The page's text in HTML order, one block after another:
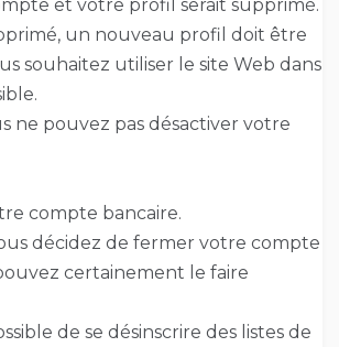
et votre profil serait supprimé.
un nouveau profil doit être
souhaitez utiliser le site Web dans
ne pouvez pas désactiver votre
compte bancaire.
décidez de fermer votre compte
certainement le faire
de se désinscrire des listes de